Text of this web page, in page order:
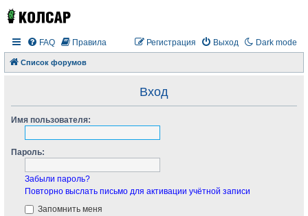
Dark mode
FAQ Правила Выход
Регистрация
Список форумов
Вход
Имя пользователя:
Пароль:
Забыли пароль?
Повторно выслать письмо для активации учётной записи
Запомнить меня